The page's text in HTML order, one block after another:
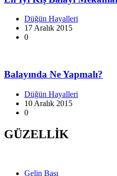
Düğün Hayalleri
17 Aralık 2015
0
Balayında Ne Yapmalı?
Düğün Hayalleri
10 Aralık 2015
0
GÜZELLİK
Gelin Başı